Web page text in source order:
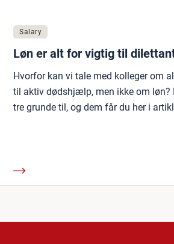
Salary
Løn er alt for vigtig til
Hvorfor kan vi tale med kolleger om
til aktiv dødshjælp, men ikke om løn?
tre grunde til, og dem får du her i